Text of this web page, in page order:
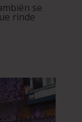
se
rinde